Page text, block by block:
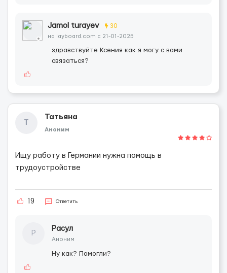
Jamol turayev 30
на layboard.com c 21-01-2025
здравствуйте Ксения как я могу с вами
связаться?
Т
Татьяна
Аноним
Ищу работу в Германии нужна помощь в
трудоустройстве
19 Ответить
Р
Расул
Аноним
Ну как? Помогли?